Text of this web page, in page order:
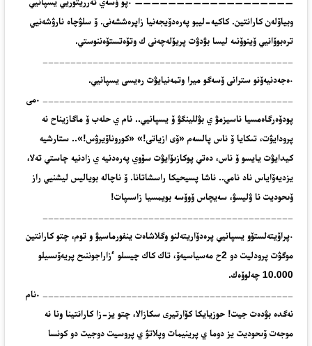
وبياۆلەن كارانتين. كاكيە-ليبو پەرەدۆيجەنيا زاپرەششەنى. ۆ سلۋچاە نارۋشەنيي
ترەبوۆانيي ۆينوۆنىە ليسا بۋدۋت پريۆلەچەنى ك وتۆەتستۆەننوستي.
_____________________________________________
•ەجەدنيەۆنو سترانى ۆسەگو ميرا وتمەنيايۋت رەيسى يسپانيي.
_____________________________________________ •مى
پودۆەرگاەمسيا ناسيزمۋ ي بۋللينگۋ ۆ يسپانيي.. نام ي حلەب ۆ ماگازيناح نە
پرودايۋت، تىكايا ۆ ناس پالسەم «ۆى ازياتى!» «كوروناۆيرۋس!».. ستارشيە
كيدايۋت يايسو ۆ ناس، دەتي پوكازىۆايۋت سۆوي پەرەدنيە ي زادنيە چاستي تەلا،
يزديەۆاياس ناد نامي.. ناشا پسيحيكا راسشاتانا. ۆ ناچالە بوياليس ليشنيي راز
ۆىحوديت نا ۋليسۋ، سەيچاس ۆوۆسە بويمسيا زاسىپات!
_____________________________________________
•پراۆيتەلستۆو يسپانيي پرەدۆاريتەلنو وگلاشاەت ينفورماسيۋ و توم، چتو كارانتين
موگۋت پرودليت دو 2ح مەسياسيەۆ، تاك كاك چيسلو ءزاراجوننىح پريەۆىسيلو
10.000 چەلوۆەك.
_____________________________________________ •نام
نەگدە بۋدەت جيت! حوزيايكا كۆارتيرى سكازالا، چتو يز-زا كارانتينا ونا نە
موجەت ۆىحوديت يز دوما ي پرينيمات وپلاتۋ ي پروسيت دوجيت دو كونسا